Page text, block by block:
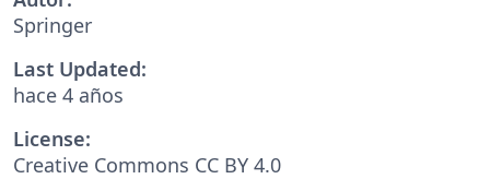
Springer
Last Updated:
hace 4 años
License:
Creative Commons CC BY 4.0